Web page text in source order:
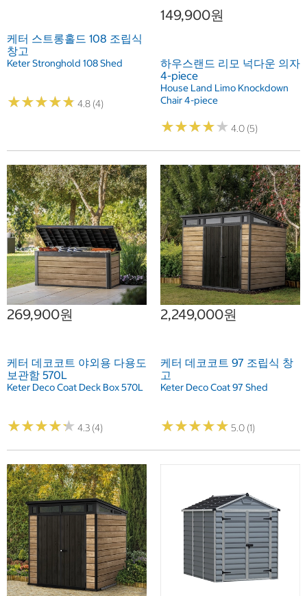
케터 스트롱홀드 108 조립식
창고
Keter Stronghold 108 Shed
★★★★★
★★★★★ 4.8 (4)
149,900원
하우스랜드 리모 넉다운 의자
4-piece
House Land Limo Knockdown
Chair 4-piece
★★★★★
★★★★★ 4.0 (5)
269,900원
케터 데코코트 야외용 다용도
보관함 570L
Keter Deco Coat Deck Box 570L
★★★★★
★★★★★ 4.3 (4)
2,249,000원
케터 데코코트 97 조립식 창
고
Keter Deco Coat 97 Shed
★★★★★
★★★★★ 5.0 (1)